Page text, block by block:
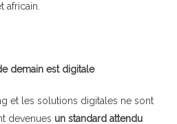
africain.
demain est digitale
et les solutions digitales ne sont
devenues un standard attendu